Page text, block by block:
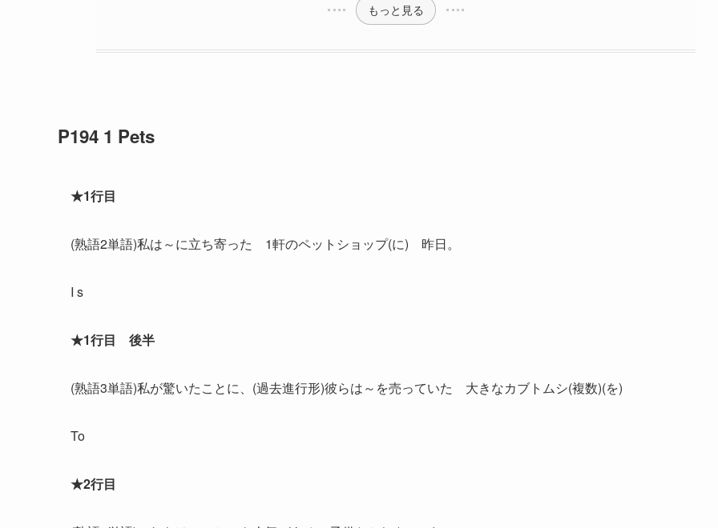
もっと見る
P194 1 Pets
★1行目
(熟語2単語)私は～に立ち寄った 1軒のペットショップ(に) 昨日。
I s
★1行目 後半
(熟語3単語)私が驚いたことに、(過去進行形)彼らは～を売っていた 大きなカブトムシ(複数)(を)
To
★2行目